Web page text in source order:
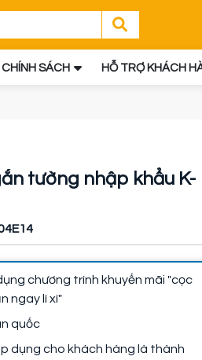
SÁCH HỖ TRỢ KHÁCH
tường nhập khẩu K-
chương trình khuyến mãi "cọc
ngay lì xì"
quốc
dụng cho khách hàng là thành